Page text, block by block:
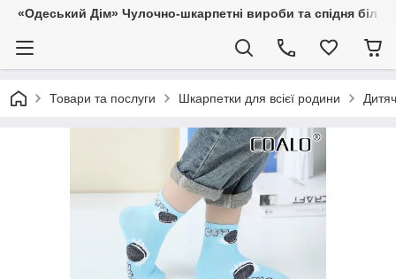
«Одеський Дім» Чулочно-шкарпетні вироби та спідня
Товари та послуги Шкарпетки для всієї родини